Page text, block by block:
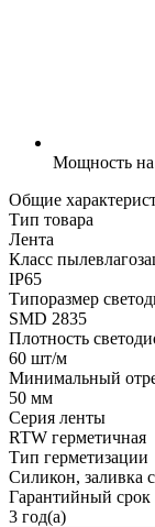
Мощность
Общие
Тип товара
Лента
Класс
IP65
Типоразмер
SMD 2835
Плотность
60 шт/м
Минимальный
50 мм
Серия ленты
RTW герметичная
Тип герметизации
Силикон, заливка
Гарантийный срок
3 год(а)